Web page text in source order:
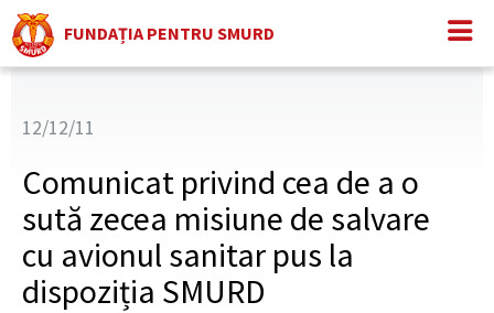
FUNDAȚIA PENTRU SMURD
12/12/11
Comunicat privind cea de a o
sută zecea misiune de salvare
cu avionul sanitar pus la
dispoziția SMURD